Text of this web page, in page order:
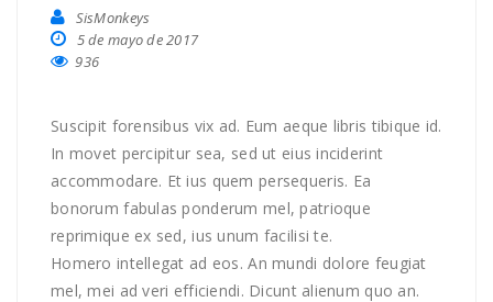
SisMonkeys
5 de mayo de 2017
936
Suscipit forensibus vix ad. Eum aeque libris tibique id.
In movet percipitur sea, sed ut eius inciderint
accommodare. Et ius quem persequeris. Ea
bonorum fabulas ponderum mel, patrioque
reprimique ex sed, ius unum facilisi te.
Homero intellegat ad eos. An mundi dolore feugiat
mel, mei ad veri efficiendi. Dicunt alienum quo an.